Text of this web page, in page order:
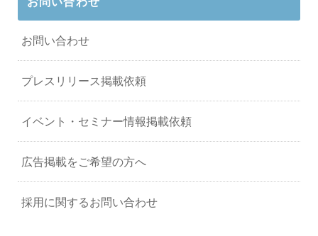
お問い合わせ
プレスリリース掲載依頼
イベント・セミナー情報掲載依頼
広告掲載をご希望の方へ
採用に関するお問い合わせ